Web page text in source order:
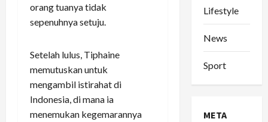
orang tuanya tidak
sepenuhnya setuju.
Setelah lulus, Tiphaine
memutuskan untuk
mengambil istirahat di
Indonesia, di mana ia
menemukan kegemarannya
Lifestyle
News
Sport
META